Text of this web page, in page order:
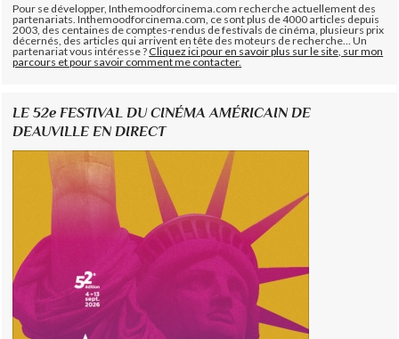
Pour se développer, Inthemoodforcinema.com recherche actuellement des
partenariats. Inthemoodforcinema.com, ce sont plus de 4000 articles depuis
2003, des centaines de comptes-rendus de festivals de cinéma, plusieurs prix
décernés, des articles qui arrivent en tête des moteurs de recherche... Un
partenariat vous intéresse ?Cliquez ici pour en savoir plus sur le site, sur mon
parcours et pour savoir comment me contacter.
LE 52e FESTIVAL DU CINÉMA AMÉRICAIN DE
DEAUVILLE EN DIRECT